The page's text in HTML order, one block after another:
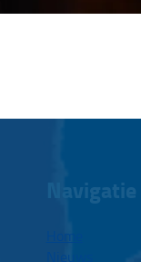
Navigatie